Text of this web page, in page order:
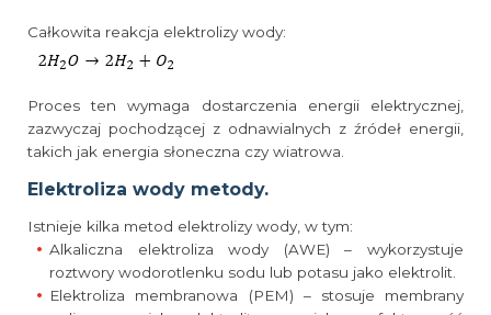
Całkowita reakcja elektrolizy wody:
Proces ten wymaga dostarczenia energii elektrycznej,
zazwyczaj pochodzącej z odnawialnych z źródeł energii,
takich jak energia słoneczna czy wiatrowa.
Elektroliza wody metody.
Istnieje kilka metod elektrolizy wody, w tym:
Alkaliczna elektroliza wody (AWE) – wykorzystuje
roztwory wodorotlenku sodu lub potasu jako elektrolit.
Elektroliza membranowa (PEM) – stosuje membrany